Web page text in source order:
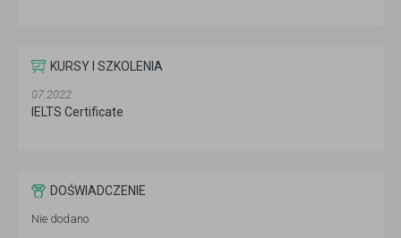
KURSY I SZKOLENIA
07.2022
IELTS Certificate
DOŚWIADCZENIE
Nie dodano